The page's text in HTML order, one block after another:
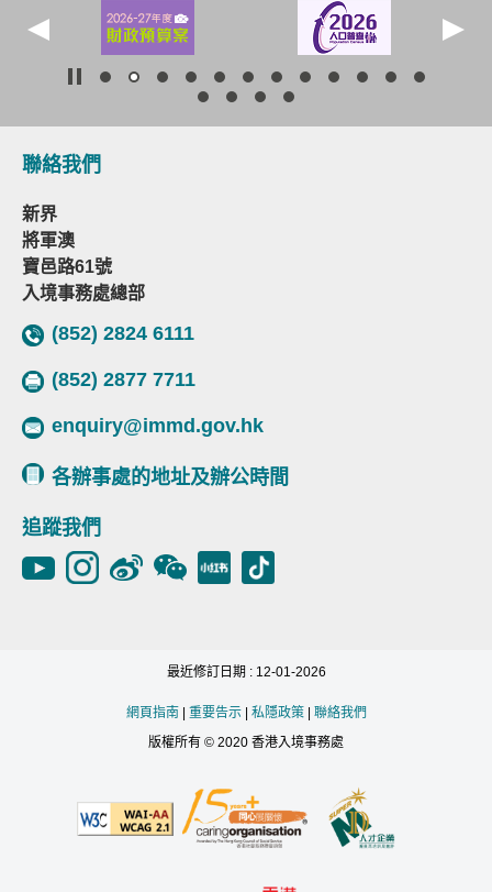
聯絡我們
新界
將軍澳
寶邑路61號
入境事務處總部
(852) 2824 6111
(852) 2877 7711
enquiry@immd.gov.hk
各辦事處的地址及辦公時間
追蹤我們
最近修訂日期 : 12-01-2026
網頁指南| 重要告示| 私隱政策| 聯絡我們
版權所有 © 2020 香港入境事務處